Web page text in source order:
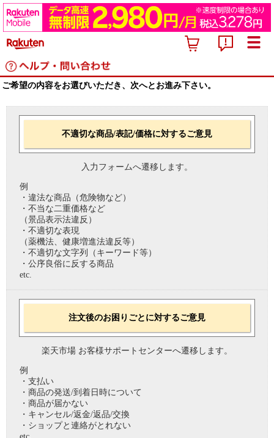
ご希望の内容をお選びいただき、次へとお進み下さい。
不適切な商品/表記/価格に対するご意見
入力フォームへ遷移します。
例
・違法な商品（危険物など）
・不当な二重価格など
（景品表示法違反）
・不適切な表現
（薬機法、健康増進法違反等）
・不適切な文字列（キーワード等）
・公序良俗に反する商品
etc.
注文後のお困りごとに対するご意見
楽天市場 お客様サポートセンターへ遷移します。
例
・支払い
・商品の発送/到着日時について
・商品が届かない
・キャンセル/返金/返品/交換
・ショップと連絡がとれない